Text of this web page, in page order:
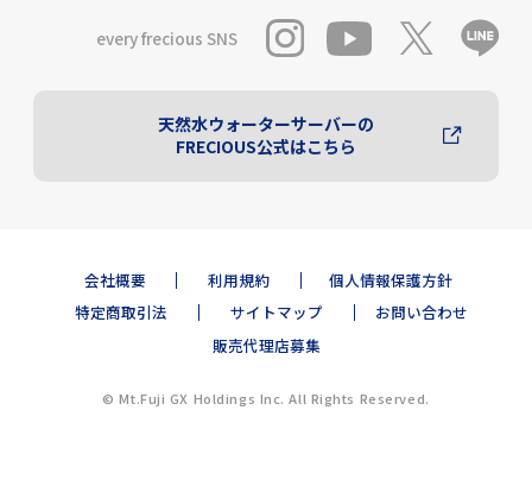
every frecious SNS
天然水ウォーターサーバーの
FRECIOUS公式はこちら
会社概要 利用規約
個人情報保護方針
特定商取引法
サイトマップ
お問い合わせ
販売代理店募集
© Mt.Fuji GX Holdings Inc. All Rights Reserved.